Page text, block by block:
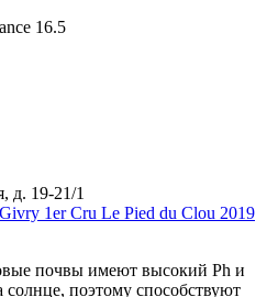
16.5
д. 19-21/1
почвы имеют высокий Ph и
солнце, поэтому способствуют